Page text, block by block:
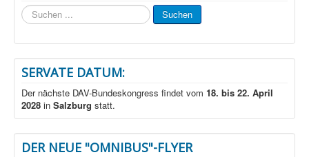
Suchen
...
Suchen
SERVATE DATUM:
Der nächste DAV-Bundeskongress findet vom 18. bis 22. April
2028 in Salzburg statt.
DER NEUE "OMNIBUS"-FLYER